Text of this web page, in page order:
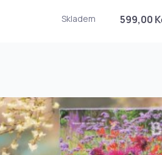
Skladem 599,00